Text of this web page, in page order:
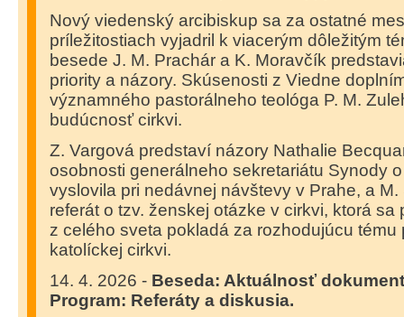
Nový viedenský arcibiskup sa za ostatné
príležitostiach vyjadril k viacerým dôležitým
besede J. M. Prachár a K. Moravčík
priority a názory. Skúsenosti z Viedne
významného pastorálneho teológa P. M.
budúcnosť cirkvi.
Z. Vargová predstaví názory Nathalie
osobnosti generálneho sekretariátu Synody
vyslovila pri nedávnej návštevy v Prahe, a
referát o tzv. ženskej otázke v cirkvi, ktorá
z celého sveta pokladá za rozhodujúcu
katolíckej cirkvi.
14. 4. 2026 - Beseda: Aktuálnosť
Program: Referáty a diskusia.